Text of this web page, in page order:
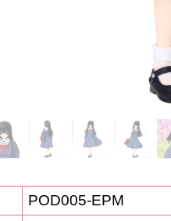
POD005-EPM